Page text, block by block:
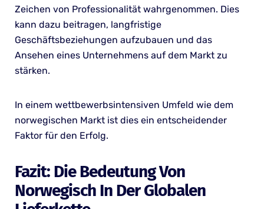
Zeichen von Professionalität wahrgenommen. Dies
kann dazu beitragen, langfristige
Geschäftsbeziehungen aufzubauen und das
Ansehen eines Unternehmens auf dem Markt zu
stärken.
In einem wettbewerbsintensiven Umfeld wie dem
norwegischen Markt ist dies ein entscheidender
Faktor für den Erfolg.
Fazit: Die Bedeutung Von
Norwegisch In Der Globalen